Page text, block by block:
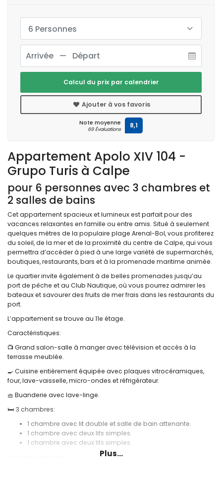
Appartement Apolo XIV 104 -
Grupo Turis à Calpe
pour 6 personnes avec 3 chambres et
2 salles de bains
Cet appartement spacieux et lumineux est parfait pour des
vacances relaxantes en famille ou entre amis. Situé à seulement
quelques mètres de la populaire plage Arenal-Bol, vous profiterez
du soleil, de la mer et de la proximité du centre de Calpe, qui vous
permettra d’accéder à pied à une large variété de supermarchés,
boutiques, restaurants, bars et à la promenade maritime animée.
Le quartier invite également à de belles promenades jusqu’au
port de pêche et au Club Nautique, où vous pourrez admirer les
bateaux et savourer des fruits de mer frais dans les restaurants du
port.
L’appartement se trouve au 11e étage.
Caractéristiques:
📺 Grand salon-salle à manger avec télévision et accès à la
terrasse meublée.
🍳 Cuisine entièrement équipée avec plaques vitrocéramiques,
four, lave-vaisselle, micro-ondes et réfrigérateur.
🧺 Buanderie avec lave-linge.
🛏️ 3 chambres:
1 chambre avec lit double et salle de bain attenante.
1 chambre avec deux lits simples.
1 chambre avec deux lits simples.
Plus...
6 Personnes
Calcul du prix par calendrier
Ajouter à vos favoris
Note moyenne
69 Évaluations 8,1